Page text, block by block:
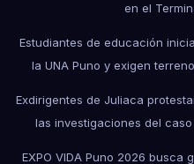
en el
Estudiantes de educación
la UNA Puno y exigen
Exdirigentes de Juliaca
las investigaciones del
EXPO VIDA Puno 2026 busca